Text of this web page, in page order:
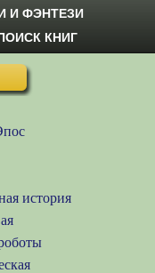
И ФЭНТЕЗИ
КНИГ
история